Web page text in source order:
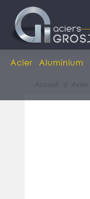
Acier Aluminium
Accueil Acier